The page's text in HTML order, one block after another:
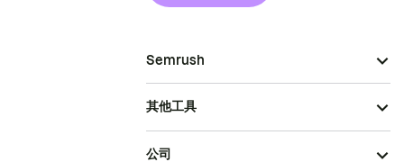
Semrush
其他工具
公司